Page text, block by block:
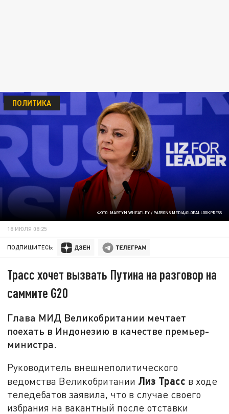
ФОТО: MARTYN WHEATLEY / PARSONS MEDIA/GLOBALLOOKPRESS
ПОЛИТИКА
18 ИЮЛЯ 08:25
ПОДПИШИТЕСЬ:
Трасс хочет вызвать Путина на разговор на
саммите G20
Глава МИД Великобритании мечтает
поехать в Индонезию в качестве премьер-
министра.
Руководитель внешнеполитического
ведомства Великобритании Лиз Трасс в ходе
теледебатов заявила, что в случае своего
избрания на вакантный после отставки